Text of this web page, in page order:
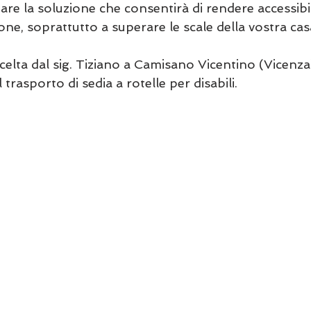
la soluzione che consentirà di rendere
soprattutto a superare le scale della vostra
dal sig. Tiziano a Camisano Vicentino
di sedia a rotelle per disabili.